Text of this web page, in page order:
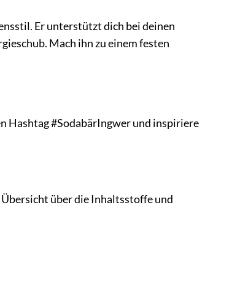
Er unterstützt dich bei deinen
Mach ihn zu einem festen
Hashtag #SodabärIngwer und inspiriere
über die Inhaltsstoffe und